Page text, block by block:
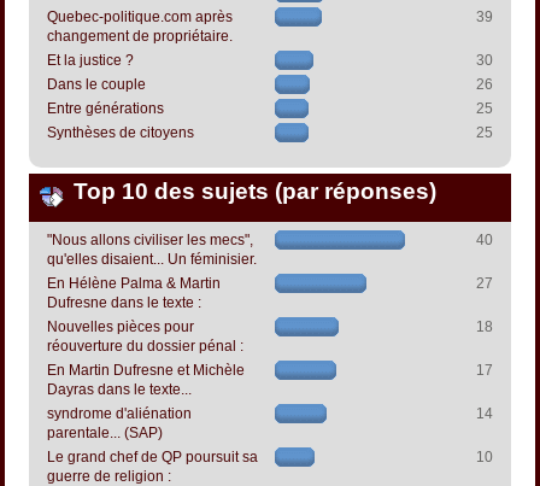
Quebec-politique.com après
changement de propriétaire.
39
Et la justice ?
30
Dans le couple
26
Entre générations
25
Synthèses de citoyens
25
Top 10 des sujets (par réponses)
"Nous allons civiliser les mecs",
qu'elles disaient... Un féminisier.
40
En Hélène Palma & Martin
Dufresne dans le texte :
27
Nouvelles pièces pour
réouverture du dossier pénal :
18
En Martin Dufresne et Michèle
Dayras dans le texte...
17
syndrome d'aliénation
parentale... (SAP)
14
Le grand chef de QP poursuit sa
guerre de religion :
10